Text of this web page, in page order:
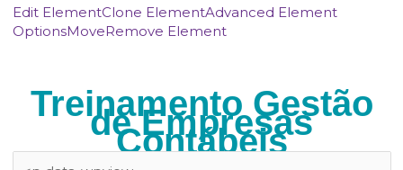
Edit ElementClone ElementAdvanced Element
OptionsMoveRemove Element
Treinamento Gestão
de Empresas
Contábeis